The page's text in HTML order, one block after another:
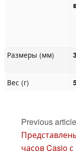
Размеры (мм)
Вес (г)
Previous article
часов Casio с